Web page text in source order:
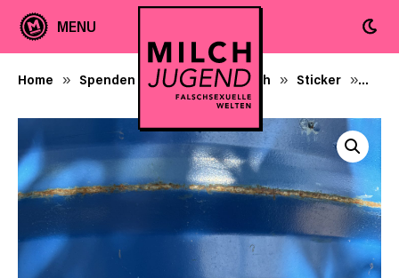
Home » Spenden + Milchjugend-Merch » Sticker »